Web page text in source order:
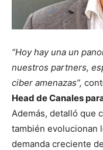
“Hoy hay una un
nuestros partners,
ciber amenazas”,
Head de Canales
Además, detalló que
también evolucionan
demanda creciente